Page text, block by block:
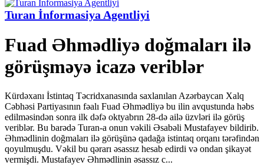
Turan İnformasiya Agentliyi
Fuad Əhmədliyə doğmaları ilə
görüşməyə icazə veriblər
Kürdəxanı İstintaq Təcridxanasında saxlanılan Azərbaycan Xalq
Cəbhəsi Partiyasının fəalı Fuad Əhmədliyə bu ilin avqustunda həbs
edilməsindən sonra ilk dəfə oktyabrın 28-də ailə üzvləri ilə görüş
veriblər. Bu barədə Turan-a onun vəkili Əsabəli Mustafayev bildirib.
Əhmədlinin doğmaları ilə görüşünə qadağa istintaq orqanı tərəfindən
qoyulmuşdu. Vəkil bu qərarı əsassız hesab edirdi və ondan şikayət
vermişdi. Mustafayev Əhmədlinin əsassız c...